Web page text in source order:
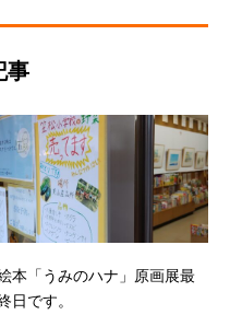
事
本「うみのハナ」原画展最
日です。